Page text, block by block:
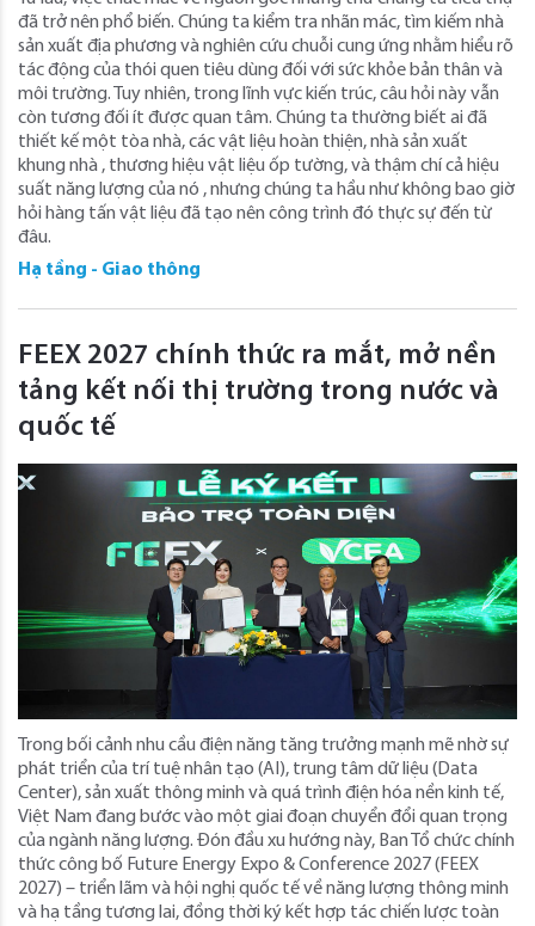
đã trở nên phổ biến. Chúng ta kiểm tra nhãn mác, tìm kiếm nhà
sản xuất địa phương và nghiên cứu chuỗi cung ứng nhằm hiểu rõ
tác động của thói quen tiêu dùng đối với sức khỏe bản thân và
môi trường. Tuy nhiên, trong lĩnh vực kiến ​​trúc, câu hỏi này vẫn
còn tương đối ít được quan tâm. Chúng ta thường biết ai đã
thiết kế một tòa nhà, các vật liệu hoàn thiện, nhà sản xuất
khung nhà , thương hiệu vật liệu ốp tường, và thậm chí cả hiệu
suất năng lượng của nó , nhưng chúng ta hầu như không bao giờ
hỏi hàng tấn vật liệu đã tạo nên công trình đó thực sự đến từ
đâu.
Hạ tầng - Giao thông
FEEX 2027 chính thức ra mắt, mở nền
tảng kết nối thị trường trong nước và
quốc tế
Trong bối cảnh nhu cầu điện năng tăng trưởng mạnh mẽ nhờ sự
phát triển của trí tuệ nhân tạo (AI), trung tâm dữ liệu (Data
Center), sản xuất thông minh và quá trình điện hóa nền kinh tế,
Việt Nam đang bước vào một giai đoạn chuyển đổi quan trọng
của ngành năng lượng. Đón đầu xu hướng này, Ban Tổ chức chính
thức công bố Future Energy Expo & Conference 2027 (FEEX
2027) – triển lãm và hội nghị quốc tế về năng lượng thông minh
và hạ tầng tương lai, đồng thời ký kết hợp tác chiến lược toàn